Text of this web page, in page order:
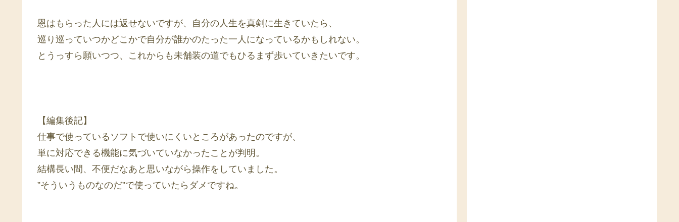
恩はもらった人には返せないですが、自分の人生を真剣に生きていたら、
巡り巡っていつかどこかで自分が誰かのたった一人になっているかもしれない。
とうっすら願いつつ、これからも未舗装の道でもひるまず歩いていきたいです。
【編集後記】
仕事で使っているソフトで使いにくいところがあったのですが、
単に対応できる機能に気づいていなかったことが判明。
結構長い間、不便だなあと思いながら操作をしていました。
”そういうものなのだ”で使っていたらダメですね。